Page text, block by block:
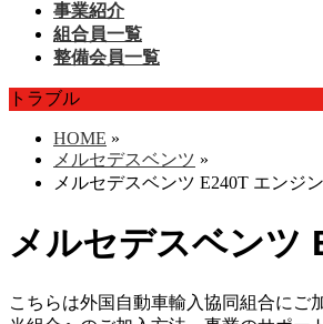
事業紹介
組合員一覧
整備会員一覧
トラブル
HOME »
メルセデスベンツ »
メルセデスベンツ E240T エンジ
メルセデスベンツ
こちらは外国自動車輸入協同組合にご